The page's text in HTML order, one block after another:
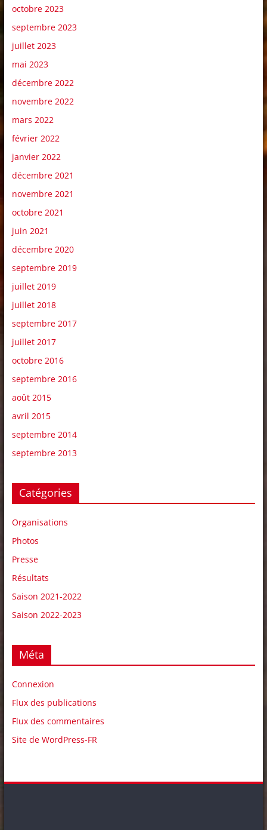
octobre 2023
septembre 2023
juillet 2023
mai 2023
décembre 2022
novembre 2022
mars 2022
février 2022
janvier 2022
décembre 2021
novembre 2021
octobre 2021
juin 2021
décembre 2020
septembre 2019
juillet 2019
juillet 2018
septembre 2017
juillet 2017
octobre 2016
septembre 2016
août 2015
avril 2015
septembre 2014
septembre 2013
Catégories
Organisations
Photos
Presse
Résultats
Saison 2021-2022
Saison 2022-2023
Méta
Connexion
Flux des publications
Flux des commentaires
Site de WordPress-FR